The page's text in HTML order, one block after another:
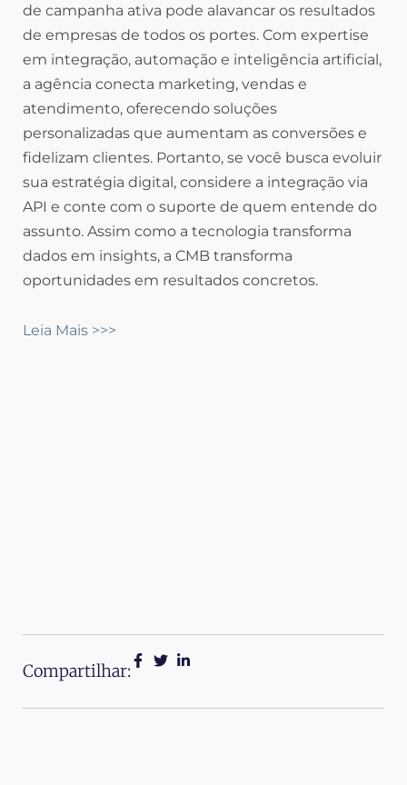
de campanha ativa pode alavancar os resultados
de empresas de todos os portes. Com expertise
em integração, automação e inteligência artificial,
a agência conecta marketing, vendas e
atendimento, oferecendo soluções
personalizadas que aumentam as conversões e
fidelizam clientes. Portanto, se você busca evoluir
sua estratégia digital, considere a integração via
API e conte com o suporte de quem entende do
assunto. Assim como a tecnologia transforma
dados em insights, a CMB transforma
oportunidades em resultados concretos.
Leia Mais >>>
Compartilhar: